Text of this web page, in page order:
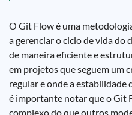
O Git Flow é uma
a gerenciar o ciclo de vida
de maneira eficiente e
em projetos que seguem um
regular e onde a estabilidade
é importante notar que o Git
complexo do que outros